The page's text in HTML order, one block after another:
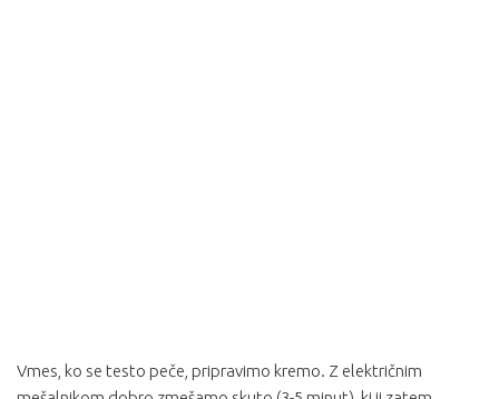
Vmes, ko se testo peče, pripravimo kremo. Z električnim